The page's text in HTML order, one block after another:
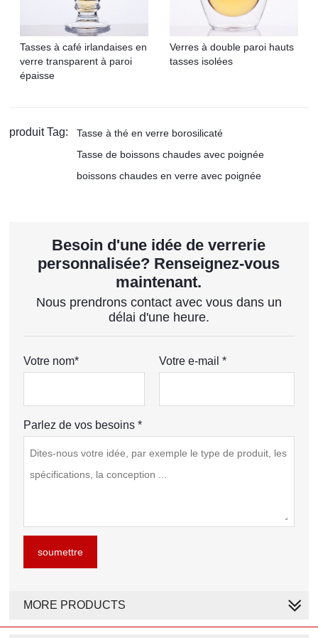
Tasses à café irlandaises en
verre transparent à paroi
épaisse
Verres à double paroi hauts
tasses isolées
produit Tag:
Tasse à thé en verre borosilicaté
Tasse de boissons chaudes avec poignée
boissons chaudes en verre avec poignée
Besoin d'une idée de verrerie
personnalisée? Renseignez-vous
maintenant.
Nous prendrons contact avec vous dans un
délai d'une heure.
Votre nom* Votre e-mail *
Parlez de vos besoins *
soumettre
MORE PRODUCTS